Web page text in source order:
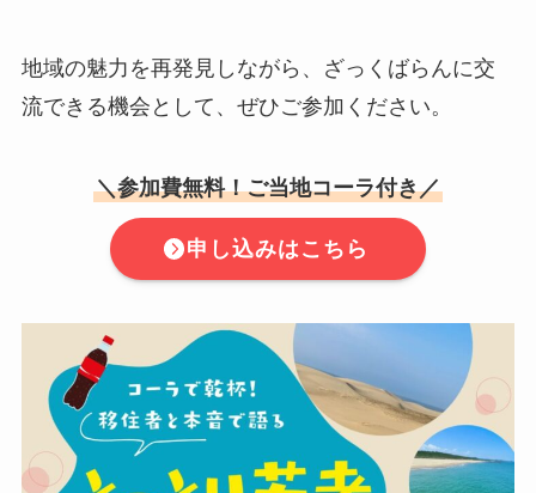
地域の魅力を再発見しながら、ざっくばらんに交
流できる機会として、ぜひご参加ください。
＼参加費無料！ご当地コーラ付き／
申し込みはこちら